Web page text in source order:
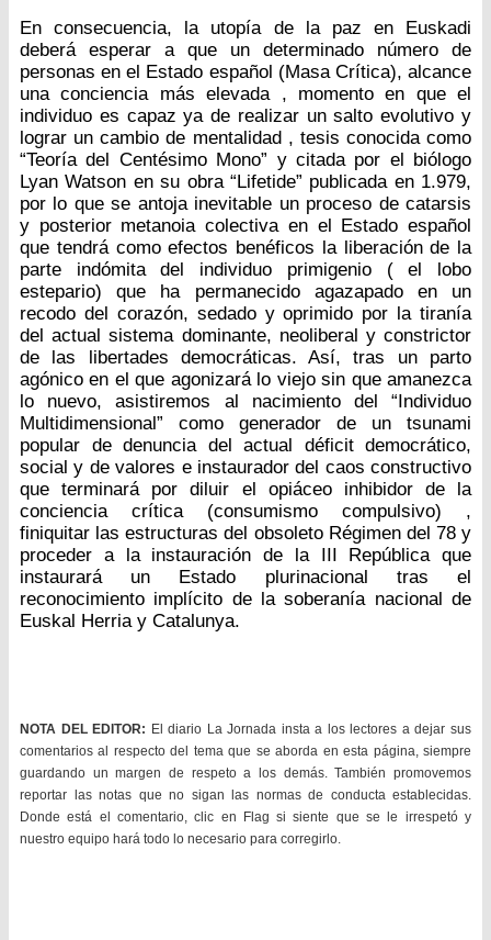
En consecuencia, la utopía de la paz en Euskadi
deberá esperar a que un determinado número de
personas en el Estado español (Masa Crítica), alcance
una conciencia más elevada , momento en que el
individuo es capaz ya de realizar un salto evolutivo y
lograr un cambio de mentalidad , tesis conocida como
“Teoría del Centésimo Mono” y citada por el biólogo
Lyan Watson en su obra “Lifetide” publicada en 1.979,
por lo que se antoja inevitable un proceso de catarsis
y posterior metanoia colectiva en el Estado español
que tendrá como efectos benéficos la liberación de la
parte indómita del individuo primigenio ( el lobo
estepario) que ha permanecido agazapado en un
recodo del corazón, sedado y oprimido por la tiranía
del actual sistema dominante, neoliberal y constrictor
de las libertades democráticas. Así, tras un parto
agónico en el que agonizará lo viejo sin que amanezca
lo nuevo, asistiremos al nacimiento del “Individuo
Multidimensional” como generador de un tsunami
popular de denuncia del actual déficit democrático,
social y de valores e instaurador del caos constructivo
que terminará por diluir el opiáceo inhibidor de la
conciencia crítica (consumismo compulsivo) ,
finiquitar las estructuras del obsoleto Régimen del 78 y
proceder a la instauración de la III República que
instaurará un Estado plurinacional tras el
reconocimiento implícito de la soberanía nacional de
Euskal Herria y Catalunya.
NOTA DEL EDITOR: El diario La Jornada insta a los lectores a dejar sus
comentarios al respecto del tema que se aborda en esta página, siempre
guardando un margen de respeto a los demás. También promovemos
reportar las notas que no sigan las normas de conducta establecidas.
Donde está el comentario, clic en Flag si siente que se le irrespetó y
nuestro equipo hará todo lo necesario para corregirlo.